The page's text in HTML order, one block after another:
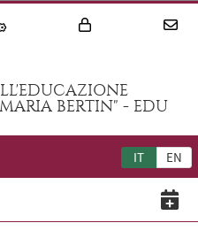
BERTIN" - EDU
IT EN